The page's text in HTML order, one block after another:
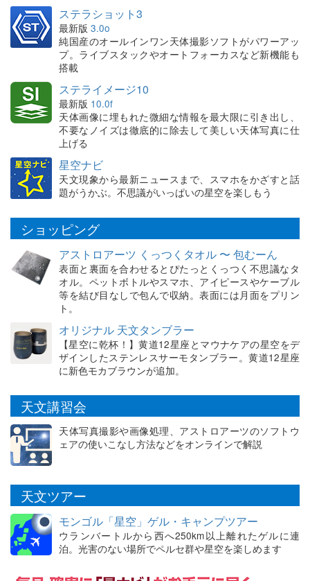
ステラショット3
最新版 3.0o
純国産のオールインワン天体撮影ソフトがパワーアッ
プ。ライブスタックやオートフォーカスなど新機能も
搭載
ステライメージ10
最新版 10.0f
天体画像に埋もれた微細な情報を最大限に引き出し、
不要なノイズは徹底的に除去して美しい天体写真に仕
上げる
星空ナビ
天文現象から最新ニュースまで、スマホをかざすと話
題がうかぶ。不思議がいっぱいの星空を楽しもう
ショッピング
アストロアーツ くっつくタオル 〜 包むーん
表面と裏面を合わせるとぴたっとくっつく不思議なタ
オル。ペットボトルやスマホ、アイピースやケーブル
等を結び目なしで包んで収納。表面には月面をプリン
ト。
オリジナル 天文タンブラー
【星空に乾杯！】黄道12星座とマウナケアの星空をデ
ザインしたステンレスサーモタンブラー。黄道12星座
に新色モカブラウンが追加。
天文講習会
天体写真撮影や画像処理、アストロアーツのソフトウ
ェアの使いこなし方法などをオンラインで解説
天文ツアー
モンゴル「星空」ゲル・キャンプツアー
ウランバートルから西へ250km以上離れたゲルに連
泊。光害のない場所でペルセ群や星空を楽しめます